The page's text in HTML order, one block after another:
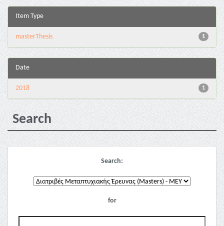
Item Type
1
masterThesis
Date
1
2018
Search
Search:
for